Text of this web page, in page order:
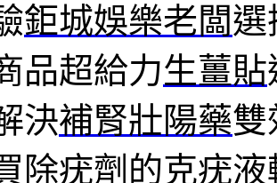
鉅城娛樂老闆選
品超給力生薑貼
決補腎壯陽藥雙
除疣劑的克疣液